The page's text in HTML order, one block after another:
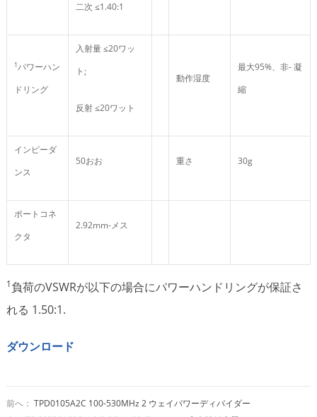
二次 ≤1.40:1
1パワーハン
ドリング
入射量 ≤20ワッ
ト;
反射 ≤20ワット
動作湿度
最大95%、非- 凝
縮
インピーダ
ンス
50おお 重さ 30g
ポートコネ
クタ
2.92mm-メス
1負荷のVSWRが以下の場合にパワーハンドリングが保証さ
れる 1.50:1.
ダウンロード
前へ： TPD0105A2C 100-530MHz 2 ウェイパワーディバイダー